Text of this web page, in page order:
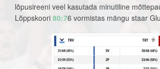
lõpusireeni veel kasutada minutiline
Lõppskoori 80:76 vormistas mängu staar